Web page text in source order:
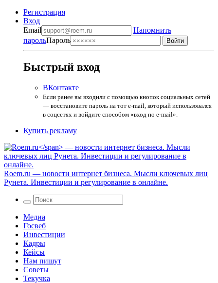
Регистрация
Вход
Email
Напомнить
парольПароль
Быстрый вход
ВКонтакте
Если ранее вы входили с помощью кнопок социальных сетей
— восстановите пароль на тот e-mail, который использовался
в соцсетях и войдите способом «вход по e-mail».
Купить рекламу
Roem.ru — новости интернет бизнеса. Мысли ключевых лиц
Рунета. Инвестиции и регулирование в онлайне.
Медиа
Госвеб
Инвестиции
Кадры
Кейсы
Нам пишут
Советы
Текучка